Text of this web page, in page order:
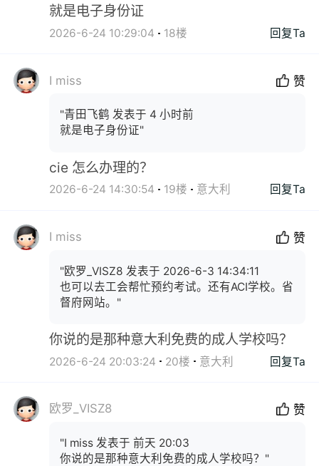
就是电子身份证
2026-6-24 10:29:04 18楼 回复Ta
I miss 赞
"青田飞鹤 发表于 4 小时前
就是电子身份证"
cie 怎么办理的？
2026-6-24 14:30:54 19楼 意大利 回复Ta
I miss 赞
"欧罗_VISZ8 发表于 2026-6-3 14:34:11
也可以去工会帮忙预约考试。还有ACI学校。省
督府网站。"
你说的是那种意大利免费的成人学校吗？
2026-6-24 20:03:24 20楼 意大利 回复Ta
欧罗_VISZ8 赞
"I miss 发表于 前天 20:03
你说的是那种意大利免费的成人学校吗？"